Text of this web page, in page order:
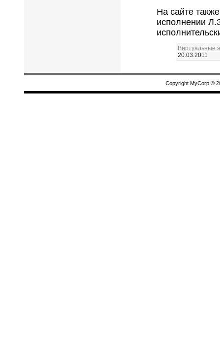
На сайте
исполнении
Виртуальные
20.03.2011
Copyright MyCorp ©